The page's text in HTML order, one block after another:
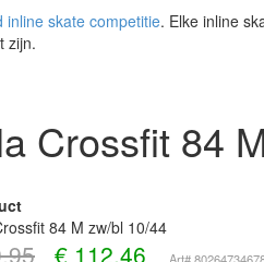
inline skate competitie. Elke inline
zijn.
Crossfit 84
84 M zw/bl 10/44
€ 112,46